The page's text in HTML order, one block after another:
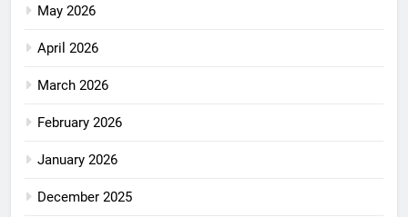
May 2026
April 2026
March 2026
February 2026
January 2026
December 2025